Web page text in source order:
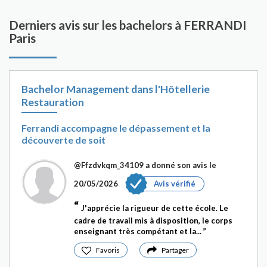
professoral, composé de professionnels
chevronnés de l'industrie, offre aux étudiants une
seulement leurs compétences techniques, mais
aussi leur passion pour l'art culinaire et
l'hospitalité.
Les partenariats de FERRANDI Paris avec des
restaurants étoilés, des hôtels de prestige et des
institutions gastronomiques renforcent les
étudiants. Des stages au sein d'établissements de
renom, des événements culinaires exclusifs et des
collaborations avec des chefs étoilés enrichissent
l'expérience des étudiants.
Au-delà de la cuisine et de l'hôtellerie, FERRANDI
Paris encourage l'exploration de l'entrepreneuriat
Derniers avis sur les bachelors à FERRANDI
Paris
Bachelor Management dans l'Hôtellerie
Restauration
Ferrandi accompagne le dépassement et la
découverte de soit
@Ffzdvkqm_34109 a donné son avis le
20/05/2026
Avis vérifié
J'apprécie la rigueur de cette école. Le
cadre de travail mis à disposition, le corps
enseignant très compétant et la...
Favoris Partager